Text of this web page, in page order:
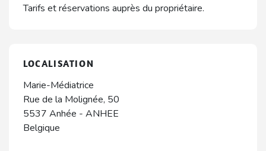
Tarifs et réservations auprès du propriétaire.
LOCALISATION
Marie-Médiatrice
Rue de la Molignée, 50
5537 Anhée - ANHEE
Belgique